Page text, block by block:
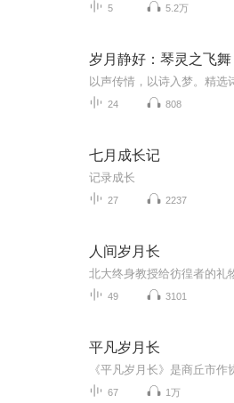
5 5.2万
岁月静好：琴灵之飞舞
24 808
七月成长记
记录成长
27 2237
人间岁月长
49 3101
平凡岁月长
67 1万